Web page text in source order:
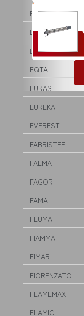
EMMEPI
EMPERO
ENIGMA
EQTA
EURAST
EUREKA
EVEREST
FABRISTEEL
FAEMA
FAGOR
FAMA
FEUMA
FIAMMA
FIMAR
FIORENZATO
FLAMEMAX
FLAMIC